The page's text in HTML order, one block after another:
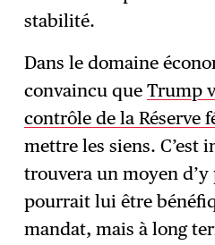
stabilité.
Dans le domaine
convaincu queTrump
contrôle de la Réserve
mettre les siens. C’est
trouvera un moyen d’y
pourrait lui être
mandat, mais à long